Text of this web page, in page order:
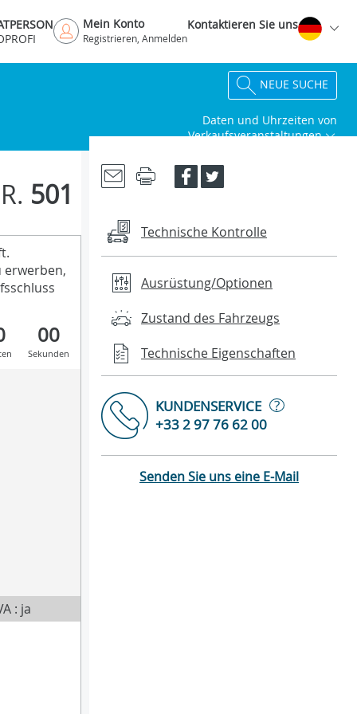
Mein Konto
Registrieren, Anmelden
Kontaktieren Sie uns
NEUE SUCHE
Daten und Uhrzeiten von
Verkaufsveranstaltungen
501
erwerben,
00
Sekunden
: ja
Technische Kontrolle
Ausrüstung/Optionen
Zustand des Fahrzeugs
Technische Eigenschaften
KUNDENSERVICE
?
+33 2 97 76 62 00
Senden Sie uns eine E-Mail